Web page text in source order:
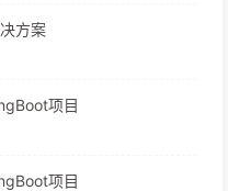
方案
项目
项目